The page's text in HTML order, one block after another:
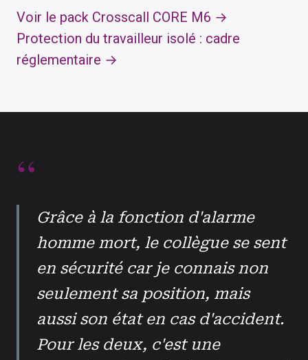
Voir le pack Crosscall CORE M6 →
Protection du travailleur isolé : cadre
réglementaire →
Grâce à la fonction d'alarme
homme mort, le collègue se sent
en sécurité car je connais non
seulement sa position, mais
aussi son état en cas d'accident.
Pour les deux, c'est une